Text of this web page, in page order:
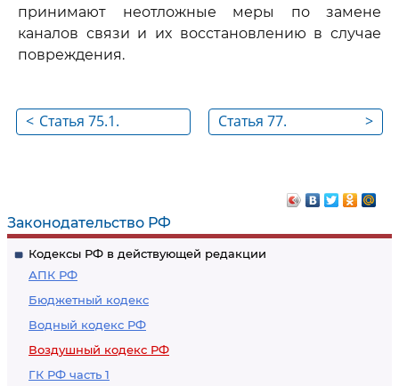
Законодательство РФ
Кодексы РФ в действующей редакции
АПК РФ
Бюджетный кодекс
Водный кодекс РФ
Воздушный кодекс РФ
ГК РФ часть 1
принимают неотложные меры по замене
каналов связи и их восстановлению в случае
повреждения.
< Статья 75.1.
(или) другие способы
дистанционного
зондирования земли
с борта воздушного
судна и
использование
полученных
материалов
>
Статья 77.
общего назначения